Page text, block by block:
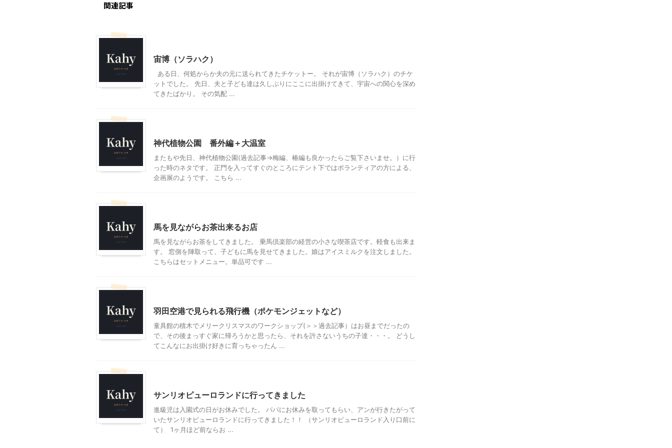
関連記事
宙博（ソラハク）
ある日、何処からか夫の元に送られてきたチケットー。 それが宙博（ソラハク）のチケ
ットでした。 先日、夫と子ども達は久しぶりにここに出掛けてきて、宇宙への関心を深め
てきたばかり。 その気配 ...
神代植物公園 番外編＋大温室
またもや先日、神代植物公園(過去記事→梅編、椿編も良かったらご覧下さいませ。）に行
った時のネタです。 正門を入ってすぐのところにテント下ではボランティアの方による、
企画展のようです。 こちら ...
馬を見ながらお茶出来るお店
馬を見ながらお茶をしてきました。 乗馬倶楽部の経営の小さな喫茶店です。軽食も出来ま
す。 窓側を陣取って、子どもに馬を見せてきました。娘はアイスミルクを注文しました。
こちらはセットメニュー。単品可です ...
羽田空港で見られる飛行機（ポケモンジェットなど）
童具館の積木でメリークリスマスのワークショップ(＞＞過去記事）はお昼までだったの
で、その後まっすぐ家に帰ろうかと思ったら、それを許さないうちの子達・・・。 どうし
てこんなにお出掛け好きに育っちゃったん ...
サンリオピューロランドに行ってきました
進級児は入園式の日がお休みでした。 パパにお休みを取ってもらい、アンが行きたがって
いたサンリオピューロランドに行ってきました！！ （サンリオピューロランド入り口前に
て） 1ヶ月ほど前ならお ...